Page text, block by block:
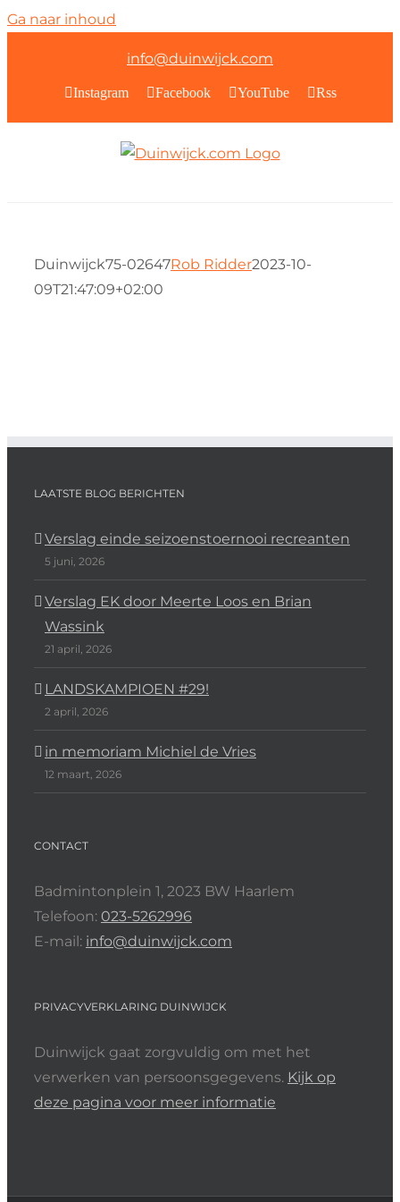
Ga naar inhoud
info@duinwijck.com
Instagram Facebook YouTube Rss
Duinwijck75-02647Rob Ridder2023-10-
09T21:47:09+02:00
LAATSTE BLOG BERICHTEN
Verslag einde seizoenstoernooi recreanten
5 juni, 2026
Verslag EK door Meerte Loos en Brian
Wassink
21 april, 2026
LANDSKAMPIOEN #29!
2 april, 2026
in memoriam Michiel de Vries
12 maart, 2026
CONTACT
Badmintonplein 1, 2023 BW Haarlem
Telefoon: 023-5262996
E-mail: info@duinwijck.com
PRIVACYVERKLARING DUINWIJCK
Duinwijck gaat zorgvuldig om met het
verwerken van persoonsgegevens. Kijk op
deze pagina voor meer informatie